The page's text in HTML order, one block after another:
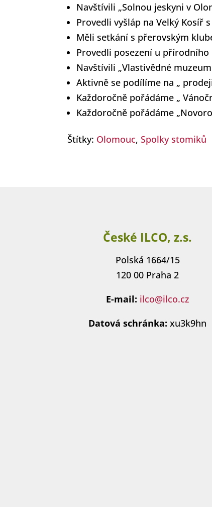
Navštívili „Solnou jeskyni v
Provedli vyšláp na Velký Kosíř
Měli setkání s přerovským
Provedli posezení u
Navštívili „Vlastivědné
Aktivně se podílíme na „
Každoročně pořádáme „
Každoročně pořádáme
Štítky: Olomouc,Spolky stomiků
České ILCO, z.s.
Polská 1664/15
120 00 Praha 2
E-mail: ilco@ilco.cz
Datová schránka: xu3k9hn